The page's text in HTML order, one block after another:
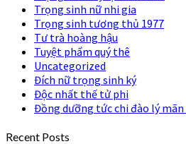
Trọng sinh nữ nhi gia
Trọng sinh tương thủ 1977
Tư trà hoàng hậu
Tuyệt phẩm quý thê
Uncategorized
Đích nữ trọng sinh ký
Độc nhất thế tử phi
Đồng dưỡng tức chi đào lý
Recent Posts